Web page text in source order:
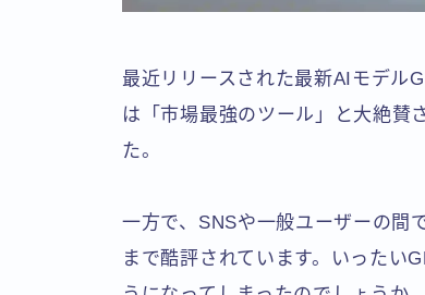
最近リリースされた最新AIモデル
は「市場最強のツール」と大絶賛
た。
一方で、SNSや一般ユーザーの間
まで酷評されています。いったい